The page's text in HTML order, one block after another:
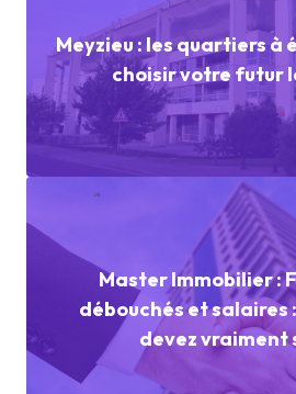
Meyzieu : les quartiers à
choisir votre futur
Master Immobilier :
débouchés et salaires
devez vraiment